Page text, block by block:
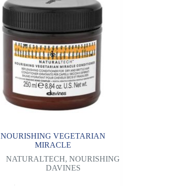
NOURISHING VEGETARIAN
MIRACLE
NATURALTECH,NOURISHING
DAVINES